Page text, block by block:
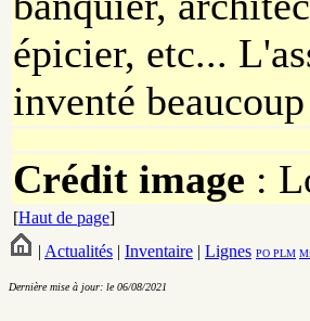
épicier, etc...
inventé
Crédit image :
[Haut de page]
| Actualités | Inventaire | Lignes PO PLM
Dernière mise à jour: le 06/08/2021